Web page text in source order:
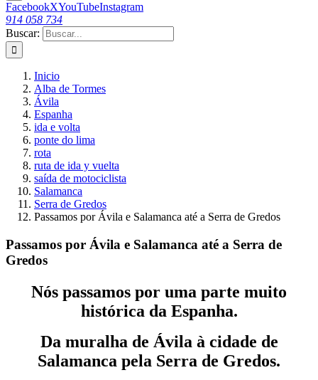
FacebookXYouTubeInstagram
914 058 734
Buscar:
Inicio
Alba de Tormes
Ávila
Espanha
ida e volta
ponte do lima
rota
ruta de ida y vuelta
saída de motociclista
Salamanca
Serra de Gredos
Passamos por Ávila e Salamanca até a Serra de Gredos
Passamos por Ávila e Salamanca até a Serra de
Gredos
Nós passamos por uma parte muito
histórica da Espanha.
Da muralha de Ávila à cidade de
Salamanca pela Serra de Gredos.